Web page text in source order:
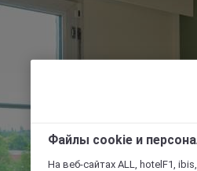
Файлы cookie и
На веб-сайтах ALL, hotelF1,